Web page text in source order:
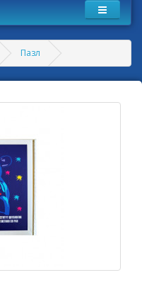
Пазл